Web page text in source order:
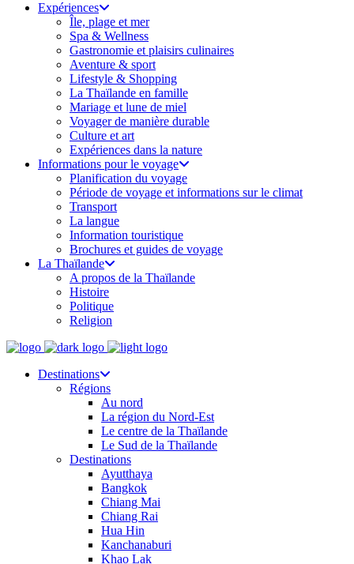
Expériences
Île, plage et mer
Spa & Wellness
Gastronomie et plaisirs culinaires
Aventure & sport
Lifestyle & Shopping
La Thaïlande en famille
Mariage et lune de miel
Voyager de manière durable
Culture et art
Expériences dans la nature
Informations pour le voyage
Planification du voyage
Période de voyage et informations sur le climat
Transport
La langue
Information touristique
Brochures et guides de voyage
La Thaïlande
A propos de la Thaïlande
Histoire
Politique
Religion
Destinations
Régions
Au nord
La région du Nord-Est
Le centre de la Thaïlande
Le Sud de la Thaïlande
Destinations
Ayutthaya
Bangkok
Chiang Mai
Chiang Rai
Hua Hin
Kanchanaburi
Khao Lak